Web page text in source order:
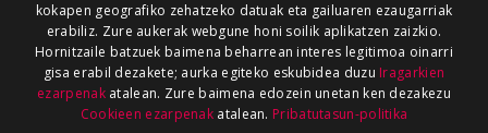
kokapen geografiko zehatzeko datuak eta gailuaren ezaugarriak
erabiliz. Zure aukerak webgune honi soilik aplikatzen zaizkio.
Hornitzaile batzuek baimena beharrean interes legitimoa oinarri
gisa erabil dezakete; aurka egiteko eskubidea duzu Iragarkien
ezarpenakatalean. Zure baimena edozein unetan ken dezakezu
Cookieen ezarpenak atalean. Pribatutasun-politika